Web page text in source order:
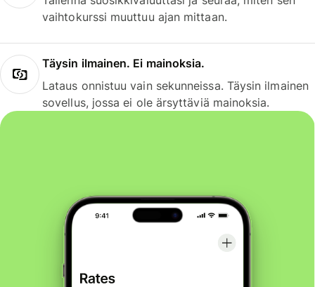
vaihtokurssi muuttuu ajan mittaan.
Täysin ilmainen. Ei mainoksia.
Lataus onnistuu vain sekunneissa. Täysin ilmainen
sovellus, jossa ei ole ärsyttäviä mainoksia.